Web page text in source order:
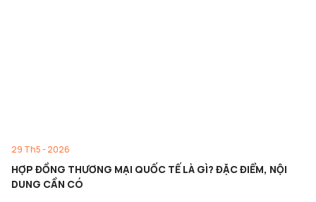
29 Th5 - 2026
HỢP ĐỒNG THƯƠNG MẠI QUỐC TẾ LÀ GÌ? ĐẶC ĐIỂM, NỘI
DUNG CẦN CÓ